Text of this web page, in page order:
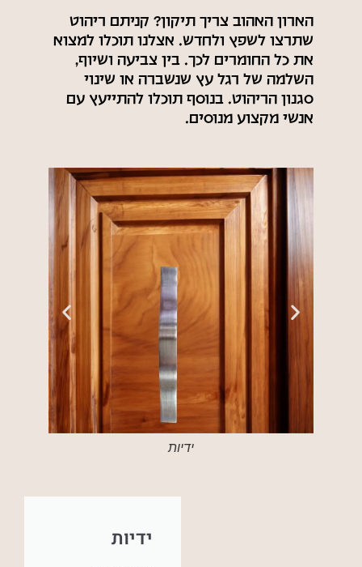
הארון האהוב צריך תיקון? קניתם ריהוט
שתרצו לשפץ ולחדש. אצלנו תוכלו למצוא
את כל החומרים לכך. בין צביעה ושיוף,
השלמה של רגל עץ שנשברה או שינוי
סגנון הריהוט. בנוסף תוכלו להתייעץ עם
אנשי מקצוע מנוסים.
ידיות
ידיות